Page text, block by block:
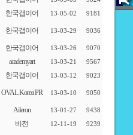
한국갭이어 13-05-02 9181
한국갭이어 13-03-29 9036
한국갭이어 13-03-26 9070
academyart 13-03-21 9567
한국갭이어 13-03-12 9023
OVAL Korea PR 13-03-10 9050
Aileron 13-01-27 9438
비전 12-11-19 9239